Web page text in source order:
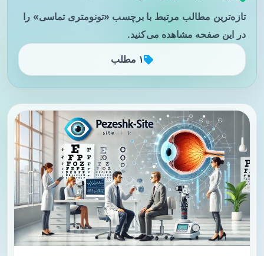
تازه‌ترین مطالب مرتبط با برچسب «تونومتری تماسی» را
در این صفحه مشاهده می‌کنید.
۱ مطلب